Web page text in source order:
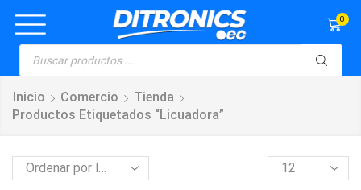
0
Inicio Comercio
Tienda
Productos Etiquetados “licuadora”